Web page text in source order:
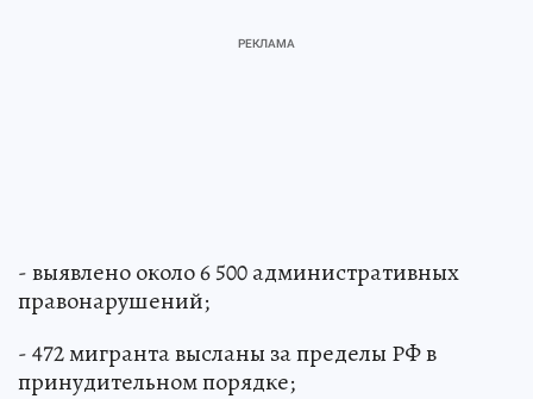
- выявлено около 6 500 административных
правонарушений;
- 472 мигранта высланы за пределы РФ в
принудительном порядке;